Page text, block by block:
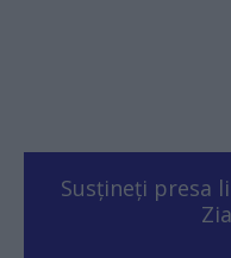
Susțineți presa